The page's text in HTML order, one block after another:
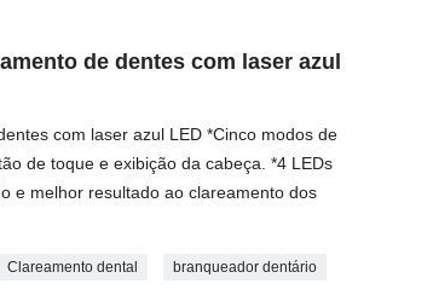
de dentes com laser azul
com laser azul LED *Cinco modos de
de toque e exibição da cabeça. *4 LEDs
e melhor resultado ao clareamento dos
Clareamento dental branqueador dentário